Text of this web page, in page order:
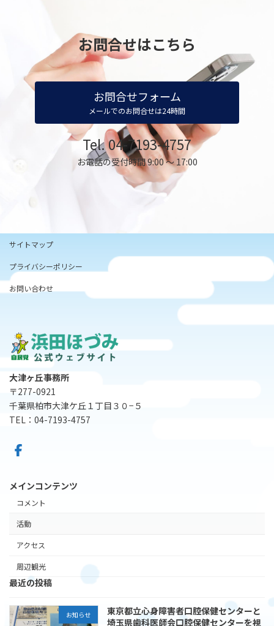
お問合せはこちら
お問合せフォーム
メールでのお問合せは24時間
Tel. 04-7193-4757
お電話の受付時間 9:00 ～ 17:00
サイトマップ
プライバシーポリシー
お問い合わせ
大津ヶ丘事務所
〒277-0921
千葉県柏市大津ケ丘１丁目３０−５
TEL：04-7193-4757
メインコンテンツ
コメント
活動
アクセス
周辺観光
最近の投稿
お知らせ
東京都立心身障害者口腔保健センターと
埼玉県歯科医師会口腔保健センターを視